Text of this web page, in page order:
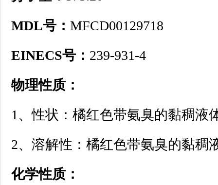
MDL号： MFCD00129718
EINECS号： 239-931-4
物理性质：
1、性状：橘红色带氨臭的黏稠液
2、溶解性：橘红色带氨臭的黏稠
化学性质：